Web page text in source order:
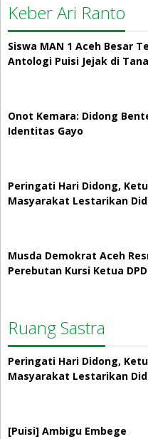
Keber Ari Ranto
Siswa MAN 1 Aceh Besar
Antologi Puisi Jejak di
Onot Kemara: Didong
Identitas Gayo
Peringati Hari Didong,
Masyarakat Lestarikan
Musda Demokrat Aceh
Perebutan Kursi Ketua
Ruang Sastra
Peringati Hari Didong,
Masyarakat Lestarikan
[Puisi] Ambigu Embege